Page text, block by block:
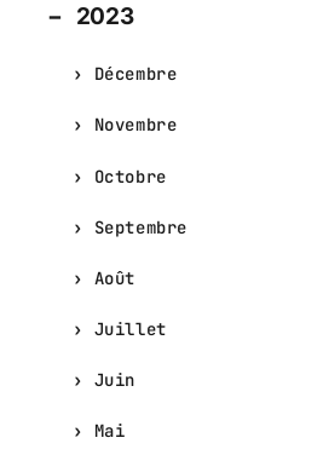
2023
Décembre
Novembre
Octobre
Septembre
Août
Juillet
Juin
Mai